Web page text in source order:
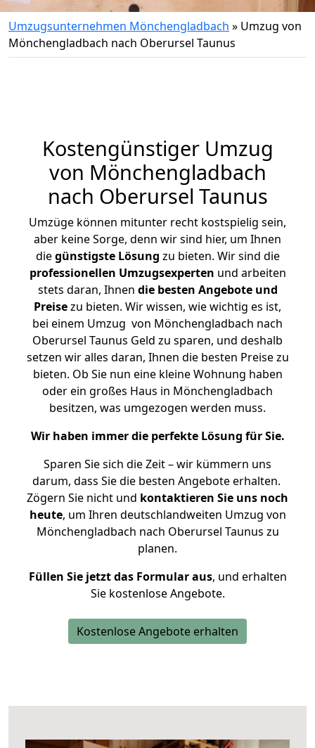
Umzugsunternehmen Mönchengladbach » Umzug von
Mönchengladbach nach Oberursel Taunus
Kostengünstiger Umzug
von Mönchengladbach
nach Oberursel Taunus
Umzüge können mitunter recht kostspielig sein,
aber keine Sorge, denn wir sind hier, um Ihnen
diegünstigste Lösung zu bieten. Wir sind die
professionellen Umzugsexperten und arbeiten
stets daran, Ihnen die besten Angebote und
Preisezu bieten. Wir wissen, wie wichtig es ist,
bei einem Umzug von Mönchengladbach nach
Oberursel Taunus Geld zu sparen, und deshalb
setzen wir alles daran, Ihnen die besten Preise zu
bieten. Ob Sie nun eine kleine Wohnung haben
oder ein großes Haus in Mönchengladbach
besitzen, was umgezogen werden muss.
Wir haben immer die perfekte Lösung für Sie.
Sparen Sie sich die Zeit – wir kümmern uns
darum, dass Sie die besten Angebote erhalten.
Zögern Sie nicht und kontaktieren Sie uns noch
heute, um Ihren deutschlandweiten Umzug von
Mönchengladbach nach Oberursel Taunus zu
planen.
Füllen Sie jetzt das Formular aus, und erhalten
Sie kostenlose Angebote.
Kostenlose Angebote erhalten